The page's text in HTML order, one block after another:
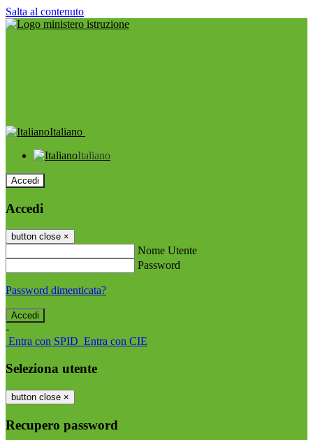
Salta al contenuto
Italiano
Italiano
Accedi
Accedi
button close ×
Nome Utente
Password
Password dimenticata?
-
Entra con SPID Entra con CIE
Seleziona utente
button close ×
Recupero password